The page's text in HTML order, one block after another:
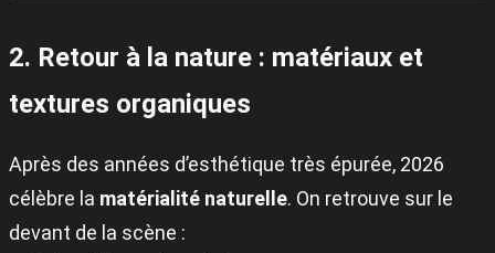
2. Retour à la nature : matériaux et
textures organiques
Après des années d’esthétique très épurée, 2026
célèbre la matérialité naturelle. On retrouve sur le
devant de la scène :